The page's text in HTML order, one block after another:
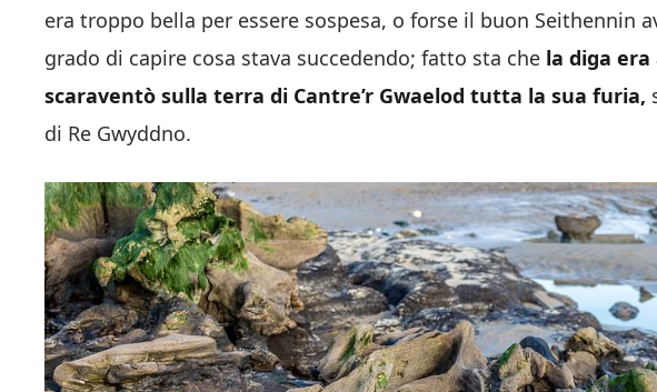
era troppo bella per essere sospesa, o forse il buon Seithennin
grado di capire cosa stava succedendo; fatto sta che la diga
scaraventò sulla terra di Cantre’r Gwaelod tutta la sua furia,
di Re Gwyddno.